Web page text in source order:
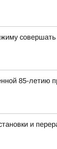
85-летию
и